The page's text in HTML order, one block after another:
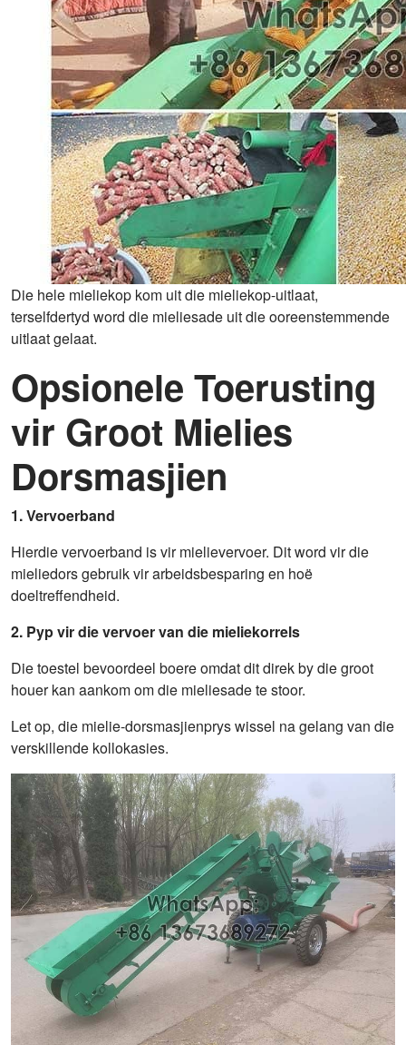
Die hele mieliekop kom uit die mieliekop-uitlaat,
terselfdertyd word die mieliesade uit die ooreenstemmende
uitlaat gelaat.
Opsionele Toerusting
vir Groot Mielies
Dorsmasjien
1. Vervoerband
Hierdie vervoerband is vir mielievervoer. Dit word vir die
mieliedors gebruik vir arbeidsbesparing en hoë
doeltreffendheid.
2. Pyp vir die vervoer van die mieliekorrels
Die toestel bevoordeel boere omdat dit direk by die groot
houer kan aankom om die mieliesade te stoor.
Let op, die mielie-dorsmasjienprys wissel na gelang van die
verskillende kollokasies.